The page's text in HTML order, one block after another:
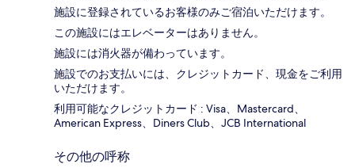
施設に登録されているお客様のみご宿泊いただけます。
この施設にはエレベーターはありません。
施設には消火器が備わっています。
施設でのお支払いには、クレジットカード、現金をご利用
いただけます。
利用可能なクレジットカード : Visa、Mastercard、
American Express、Diners Club、JCB International
その他の呼称